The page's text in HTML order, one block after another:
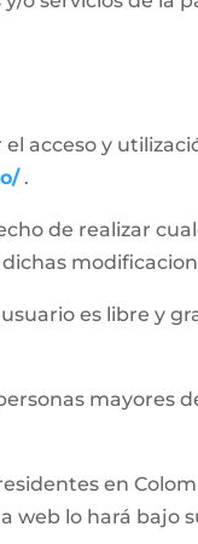
acceso y
.
de realizar
es libre y
mayores
en
web lo hará bajo